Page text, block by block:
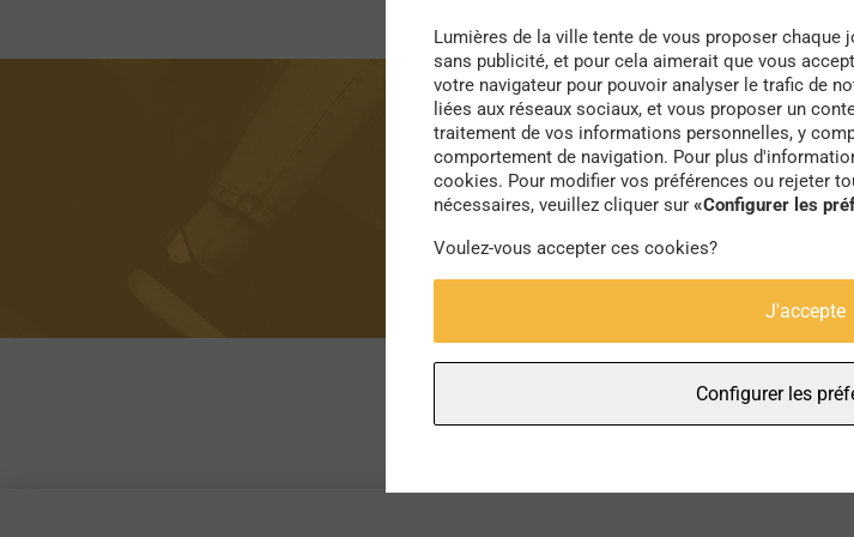
Lumières de la ville tente de vous proposer chaque
sans publicité, et pour cela aimerait que vous
votre navigateur pour pouvoir analyser le trafic de
liées aux réseaux sociaux, et vous proposer un
traitement de vos informations personnelles, y
comportement de navigation. Pour plus
cookies. Pour modifier vos préférences ou rejeter
nécessaires, veuillez cliquer sur «Configurer les
Voulez-vous accepter ces cookies?
J'accepte
Configurer les